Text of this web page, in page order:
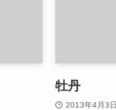
牡丹
2013年4月3日